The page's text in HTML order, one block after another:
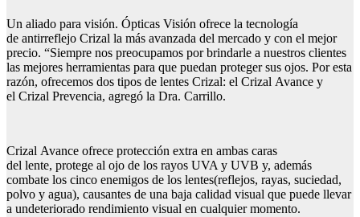
Un aliado para visión. Ópticas Visión ofrece la tecnología
de antirreflejo Crizal la más avanzada del mercado y con el mejor
precio. “Siempre nos preocupamos por brindarle a nuestros clientes
las mejores herramientas para que puedan proteger sus ojos. Por esta
razón, ofrecemos dos tipos de lentes Crizal: el Crizal Avance y
el Crizal Prevencia, agregó la Dra. Carrillo.
Crizal Avance ofrece protección extra en ambas caras
del lente, protege al ojo de los rayos UVA y UVB y, además
combate los cinco enemigos de los lentes(reflejos, rayas, suciedad,
polvo y agua), causantes de una baja calidad visual que puede llevar
a undeteriorado rendimiento visual en cualquier momento.